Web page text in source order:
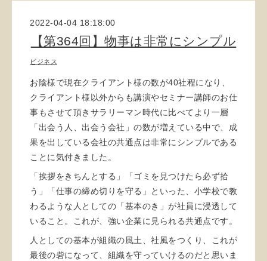
2022-04-04 18:18:00
【第364回】物事は非常にシンプル
ビジネス
お陰様で現在クライアント様の数が40社程になり、
クライアント様以外からも講演やセミナー講師のお仕
事もさせて頂きサラリーマン時代に比べてより一層
「出会う人、出会う会社」の数が増えている中で、成
果を出している会社の共通点は非常にシンプルである
ことに気付きました。
「挨拶をきちんとする」「ゴミを見つけたら必ず拾
う」「仕事の締め切りを守る」といった、小学校で教
わるような人としての「基本のき」が社員に浸透して
いること。これが、強い企業に見られる共通点です。
人としての基本が組織の風土、社風をつくり、これが
最後の砦になって、組織を守っていけるのだと思いま